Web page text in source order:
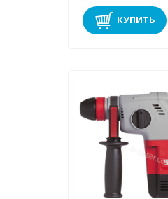
КУПИТЬ